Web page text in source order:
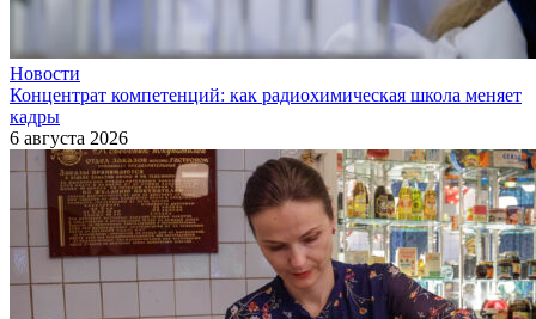
Новости
Концентрат компетенций: как радиохимическая школа меняет
кадры
6 августа 2026